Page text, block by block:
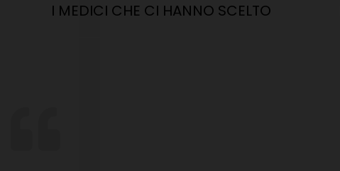
I MEDICI CHE CI HANNO SCELTO